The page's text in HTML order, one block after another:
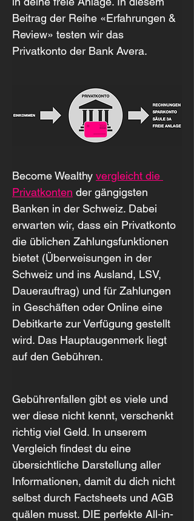
Beitrag der Reihe «Erfahrungen &
Review» testen wir das
Privatkonto der Bank Avera.
Become Wealthy vergleicht die
Privatkonten der gängigsten
Banken in der Schweiz. Dabei
erwarten wir, dass ein Privatkonto
die üblichen Zahlungsfunktionen
bietet (Überweisungen in der
Schweiz und ins Ausland, LSV,
Dauerauftrag) und für Zahlungen
in Geschäften oder Online eine
Debitkarte zur Verfügung gestellt
wird. Das Hauptaugenmerk liegt
auf den Gebühren.
Gebührenfallen gibt es viele und
wer diese nicht kennt, verschenkt
richtig viel Geld. In unserem
Vergleich findest du eine
übersichtliche Darstellung aller
Informationen, damit du dich nicht
selbst durch Factsheets und AGB
quälen musst. DIE perfekte All-in-